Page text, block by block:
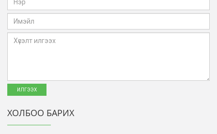
ХОЛБОО БАРИХ